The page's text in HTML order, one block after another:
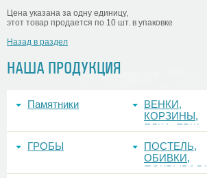
НАША ПРОДУКЦИЯ
Памятники
ВЕНКИ,
КОРЗИНЫ,
ЕЛКА, ЕРШ,
ГРОБЫ
ПОСТЕЛЬ,
ОБИВКИ,
ПОКРЫВАЛА
Цена указана за одну единицу,
этот товар продается по 10 шт. в упаковке
Назад в раздел